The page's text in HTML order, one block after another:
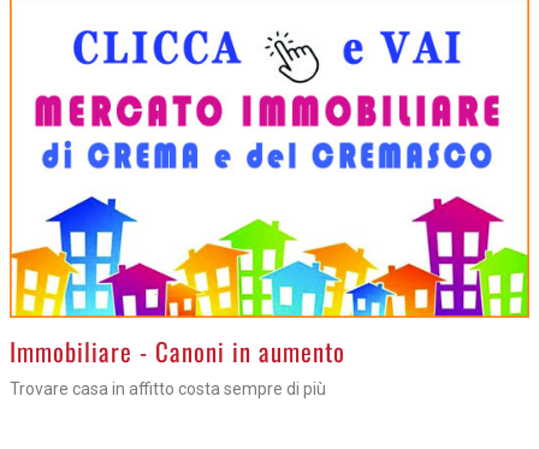
>Immobiliare - Canoni in aumento
Trovare casa in affitto costa sempre di più